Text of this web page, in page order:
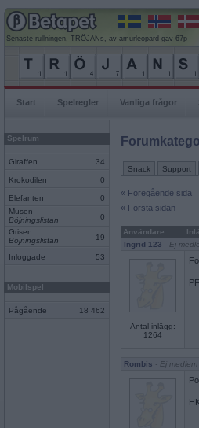
Senaste rullningen, TRÖJANs, av amurleopard gav 67p
Start Spelregler Vanliga frågor
Spelrum
Giraffen 34
Krokodilen 0
Elefanten
0
Musen
Böjningslistan
0
Grisen
Böjningslistan
19
Inloggade 53
Mobilspel
Pågående 18 462
Snack Support
« Föregående sida
« Första sidan
Användare
Ingrid 123 - Ej
Antal inlägg:
1264
Rombis - Ej